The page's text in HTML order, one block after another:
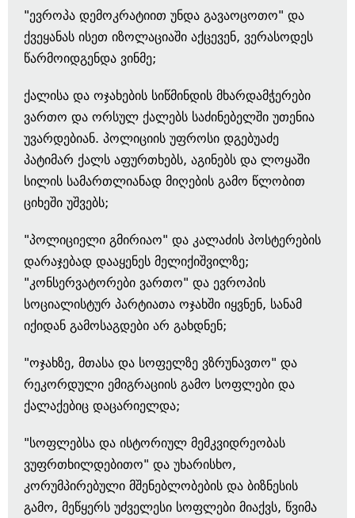
"ევროპა დემოკრატიით უნდა გავაოცოთო" და
ქვეყანას ისეთ იზოლაციაში აქცევენ, ვერასოდეს
წარმოიდგენდა ვინმე;
ქალისა და ოჯახების სიწმინდის მხარდამჭერები
ვართო და ორსულ ქალებს საძინებელში უთენია
უვარდებიან. პოლიციის უფროსი დგებუაძე
პატიმარ ქალს აფურთხებს, აგინებს და ლოყაში
სილის სამართლიანად მიღების გამო წლობით
ციხეში უშვებს;
"პოლიციელი გმირიაო" და კალაძის პოსტერების
დარაჯებად დააყენეს მელიქიშვილზე;
"კონსერვატორები ვართო" და ევროპის
სოციალისტურ პარტიათა ოჯახში იყვნენ, სანამ
იქიდან გამოსაგდები არ გახდნენ;
"ოჯახზე, მთასა და სოფელზე ვზრუნავთო" და
რეკორდული ემიგრაციის გამო სოფლები და
ქალაქებიც დაცარიელდა;
"სოფლებსა და ისტორიულ მემკვიდრეობას
ვუფრთხილდებითო" და უხარისხო,
კორუმპირებული მშენებლობების და ბიზნესის
გამო, მეწყერს უძველესი სოფლები მიაქვს, წვიმა